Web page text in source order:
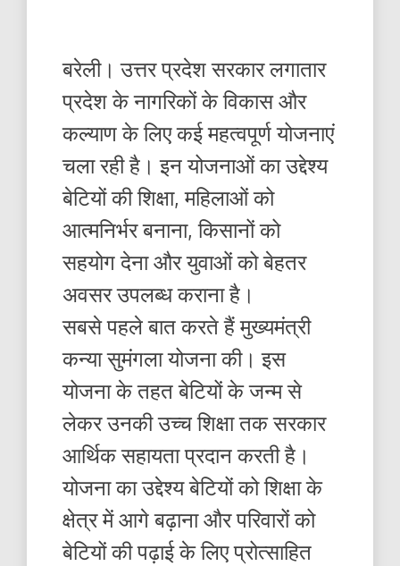
बरेली। उत्तर प्रदेश सरकार लगातार
प्रदेश के नागरिकों के विकास और
कल्याण के लिए कई महत्वपूर्ण योजनाएं
चला रही है। इन योजनाओं का उद्देश्य
बेटियों की शिक्षा, महिलाओं को
आत्मनिर्भर बनाना, किसानों को
सहयोग देना और युवाओं को बेहतर
अवसर उपलब्ध कराना है।
सबसे पहले बात करते हैं मुख्यमंत्री
कन्या सुमंगला योजना की। इस
योजना के तहत बेटियों के जन्म से
लेकर उनकी उच्च शिक्षा तक सरकार
आर्थिक सहायता प्रदान करती है।
योजना का उद्देश्य बेटियों को शिक्षा के
क्षेत्र में आगे बढ़ाना और परिवारों को
बेटियों की पढ़ाई के लिए प्रोत्साहित